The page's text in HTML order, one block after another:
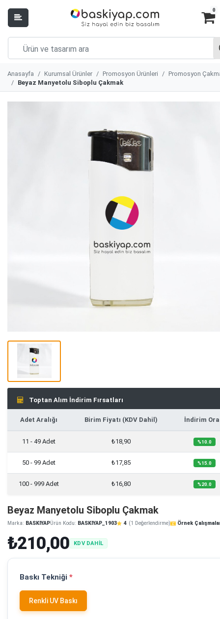
0
Anasayfa Kurumsal Ürünler Promosyon Ürünleri
Promosyon
Beyaz Manyetolu Siboplu Çakmak
Toptan Alım İndirim Fırsatları
Adet Aralığı Birim Fiyatı (KDV Dahil) İndirim
11 - 49 Adet ₺18,90 %10.0
50 - 99 Adet ₺17,85 %15.0
100 - 999 Adet ₺16,80 %20.0
Beyaz Manyetolu Siboplu Çakmak
Marka: BASKIYAPÜrün Kodu: BASKIYAP_1903 4 (1 Değerlendirme) Örnek
₺210,00 KDV DAHİL
Baskı Tekniği *
Renkli UV Baskı